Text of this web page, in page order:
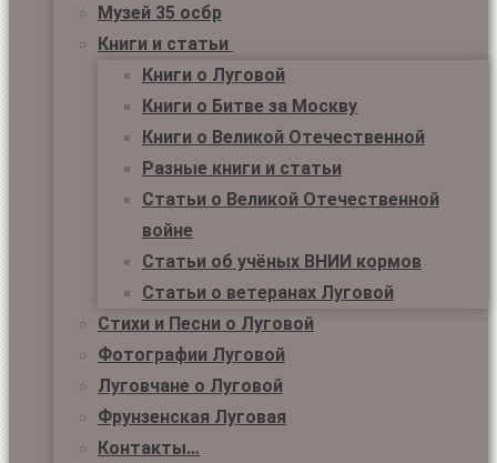
Музей 35 осбр
Книги и статьи
Книги о Луговой
Книги о Битве за Москву
Книги о Великой Отечественной
Разные книги и статьи
Статьи о Великой Отечественной
войне
Статьи об учёных ВНИИ кормов
Статьи о ветеранах Луговой
Стихи и Песни о Луговой
Фотографии Луговой
Луговчане о Луговой
Фрунзенская Луговая
Контакты…